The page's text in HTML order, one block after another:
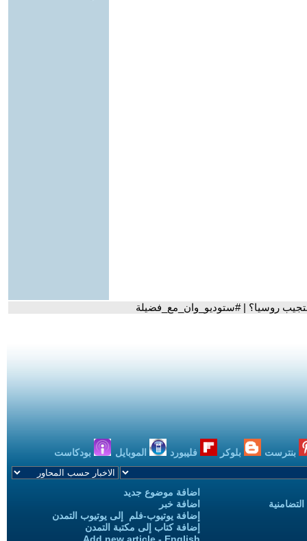
روسيا؟ | #ستوديو_وان_مع_فضيلة
بنترست بلوكر فليبورد الموبايل بودكاست
اضافة موضوع جديد
اضافة خبر
إضافة يوتيوب-فلم إلى يوتيوب التمدن
إضافة كتاب إلى مكتبة التمدن